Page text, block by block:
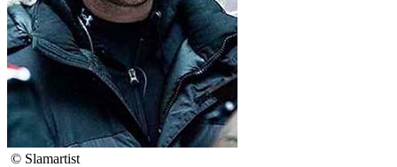
© Slamartist